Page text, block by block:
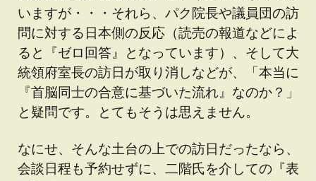
いますが・・・それら、パク院長や議員団の訪
問に対する日本側の反応（読売の報道などによ
ると『ゼロ回答』となっています）、そして大
統領府室長の訪日が取り消しなどが、「本当に
『首脳同士の合意に基づいた流れ』なのか？」
と疑問です。とてもそうは思えません。
なにせ、そんな土台の上での訪日だったなら、
会談日程も予約せずに、二階氏を介しての『表